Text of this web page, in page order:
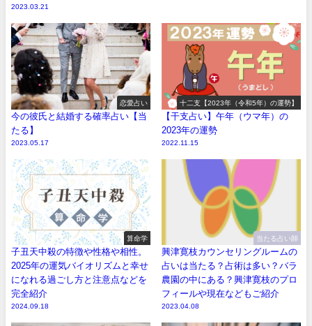
2023.03.21
恋愛占い
今の彼氏と結婚する確率占い【当
たる】
2023.05.17
十二支【2023年（令和5年）の運勢】
【干支占い】午年（ウマ年）の
2023年の運勢
2022.11.15
算命学
子丑天中殺の特徴や性格や相性。
2025年の運気バイオリズムと幸せ
になれる過ごし方と注意点などを
完全紹介
2024.09.18
当たる占い師
興津寛枝カウンセリングルームの
占いは当たる？占術は多い？バラ
農園の中にある？興津寛枝のプロ
フィールや現在などもご紹介
2023.04.08